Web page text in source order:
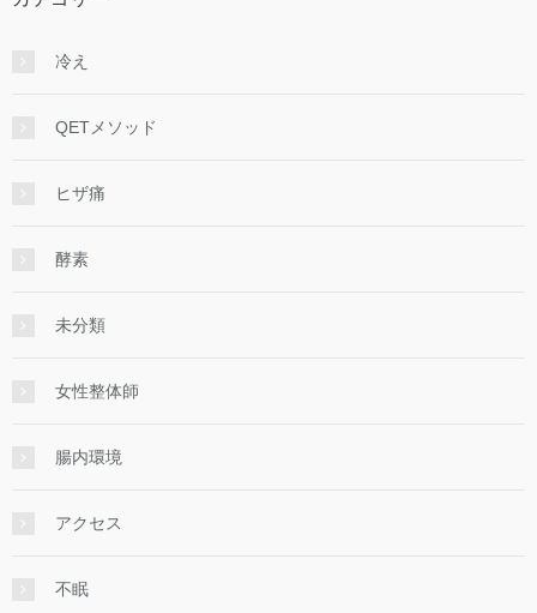
冷え
QETメソッド
ヒザ痛
酵素
未分類
女性整体師
腸内環境
アクセス
不眠